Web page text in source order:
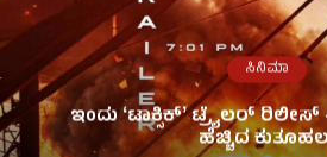
ಸಿನಿಮಾ
ಇಂದು ʻಟಾಕ್ಸಿಕ್ʼ ಟ್ರೈಲರ್
ಹೆಚ್ಚಿದ